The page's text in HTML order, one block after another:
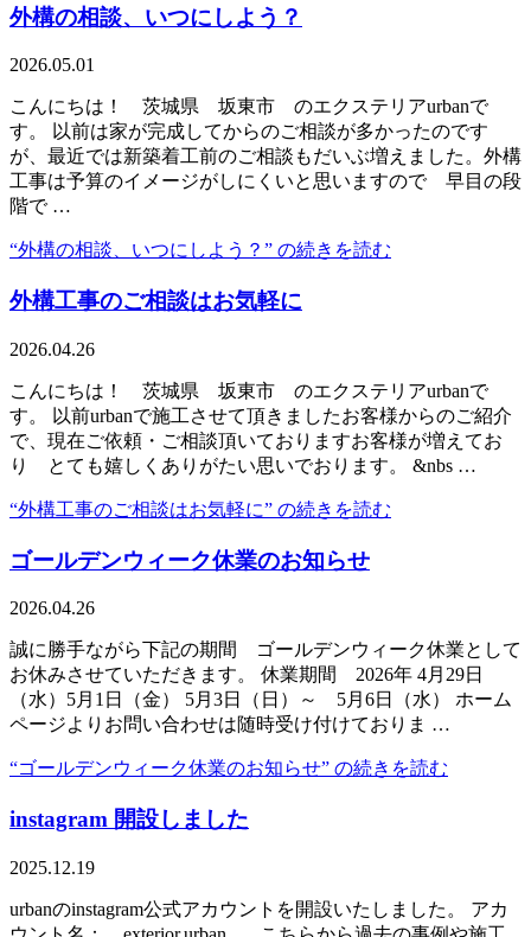
外構の相談、いつにしよう？
2026.05.01
こんにちは！ 茨城県 坂東市 のエクステリアurbanで
す。 以前は家が完成してからのご相談が多かったのです
が、最近では新築着工前のご相談もだいぶ増えました。外構
工事は予算のイメージがしにくいと思いますので 早目の段
階で …
“外構の相談、いつにしよう？” の続きを読む
外構工事のご相談はお気軽に
2026.04.26
こんにちは！ 茨城県 坂東市 のエクステリアurbanで
す。 以前urbanで施工させて頂きましたお客様からのご紹介
で、現在ご依頼・ご相談頂いておりますお客様が増えてお
り とても嬉しくありがたい思いでおります。 &nbs …
“外構工事のご相談はお気軽に” の続きを読む
ゴールデンウィーク休業のお知らせ
2026.04.26
誠に勝手ながら下記の期間 ゴールデンウィーク休業として
お休みさせていただきます。 休業期間 2026年 4月29日
（水）5月1日（金） 5月3日（日）～ 5月6日（水） ホーム
ページよりお問い合わせは随時受け付けておりま …
“ゴールデンウィーク休業のお知らせ” の続きを読む
instagram 開設しました
2025.12.19
urbanのinstagram公式アカウントを開設いたしました。 アカ